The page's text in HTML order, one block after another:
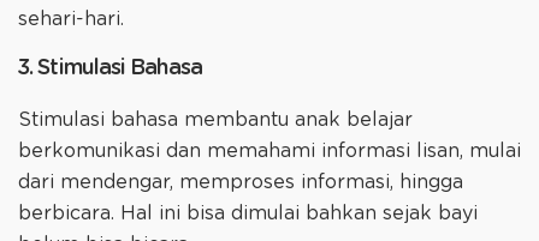
sehari-hari.
3. Stimulasi Bahasa
Stimulasi bahasa membantu anak belajar
berkomunikasi dan memahami informasi lisan, mulai
dari mendengar, memproses informasi, hingga
berbicara. Hal ini bisa dimulai bahkan sejak bayi